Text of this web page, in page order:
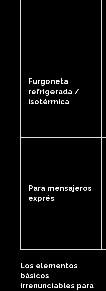
Furgoneta
refrigerada /
isotérmica
Para mensajeros
exprés
Los elementos
básicos
irrenunciables para